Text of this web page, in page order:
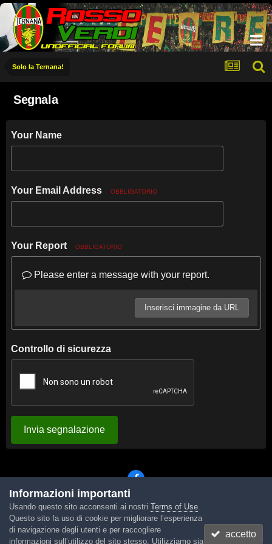
Solo la Ternana!
Segnala
Your Name
Your Email Address OBBLIGATORIO
Your Report OBBLIGATORIO
Please enter a message with your report.
Inserisci immagine da URL
Controllo di sicurezza
Invia segnalazione
Lingua Tema Contattaci Cookies
Powered by Invision Community
Informazioni importanti
Usando questo sito acconsenti ai nostri Terms of Use.
Questo sito fa uso di cookie per migliorare l’esperienza
di navigazione degli utenti e per raccogliere
informazioni sull’utilizzo del sito stesso. Utilizziamo sia
accetto